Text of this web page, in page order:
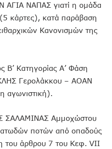
ΑΓΙΑ ΝΑΠΑΣ γιατί η ομάδα
κάρτες), κατά παράβαση
Κανονισμών της
Β’ Κατηγορίας Α’ Φάση
Γερολάκκου – ΑΟΑΝ
ΣΑΛΑΜΙΝΑΣ Αμμοχώστου
ποτών από οπαδούς
του άρθρου 7 του Κεφ. VII